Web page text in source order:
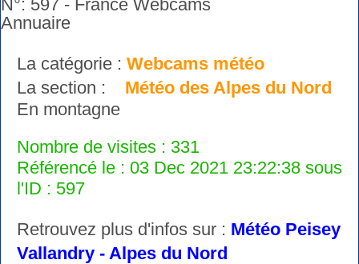
La catégorie : Webcams météo
La section : Météo des Alpes du Nord
En montagne
Nombre de visites : 331
Référencé le : 03 Dec 2021 23:22:38 sous
l'ID : 597
Retrouvez plus d'infos sur : Météo Peisey
Vallandry - Alpes du Nord